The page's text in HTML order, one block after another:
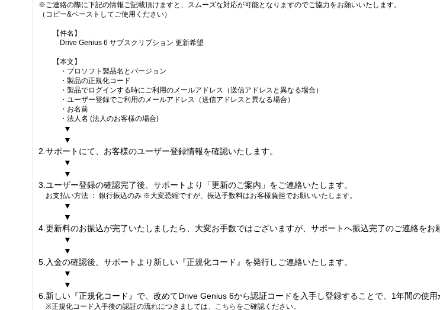
※ご連絡の際に下記の情報ご記載頂けますと、スムーズな対応が可能となりますのでご協力をお願いいたします。
（コピー&ペーストしてご使用ください）
【件名】
Drive Genius 6 サブスクリプション 更新希望
【本文】
・プロソフト製品名とバージョン
・製品の正規化コード
・製品でログインする時にご利用のメールアドレス（送信アドレスと異なる場合）
・ユーザー登録でご利用のメールアドレス（送信アドレスと異なる場合）
・お名前
・法人名 (法人のお客様の場合)
▼
▼
2.サポートにて、お客様のユーザー登録情報を確認いたします。
▼
▼
3.ユーザー登録の確認完了後、サポートより「更新のご案内」をご連絡いたします。
お支払い方法 ： 銀行振込のみ ※大変恐縮ですが、振込手数料はお客様負担でお願いいたします。
▼
▼
4.更新料のお振込が完了いたしましたら、大変お手数ではございますが、サポートへ振込完了のご連絡をお
▼
▼
5.入金の確認後、サポートより新しい『正規化コード』を発行しご連絡いたします。
▼
▼
6.新しい『正規化コード』で、改めてDrive Genius 6から認証コードを入手し登録することで、1年間の使用
※正規化コード入手後の認証の流れにつきましては、 こちら をご確認ください。